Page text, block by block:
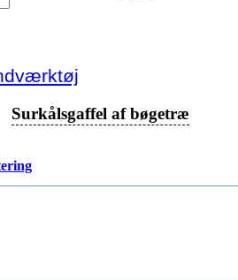
Surkålsgaffel af bøgetræ